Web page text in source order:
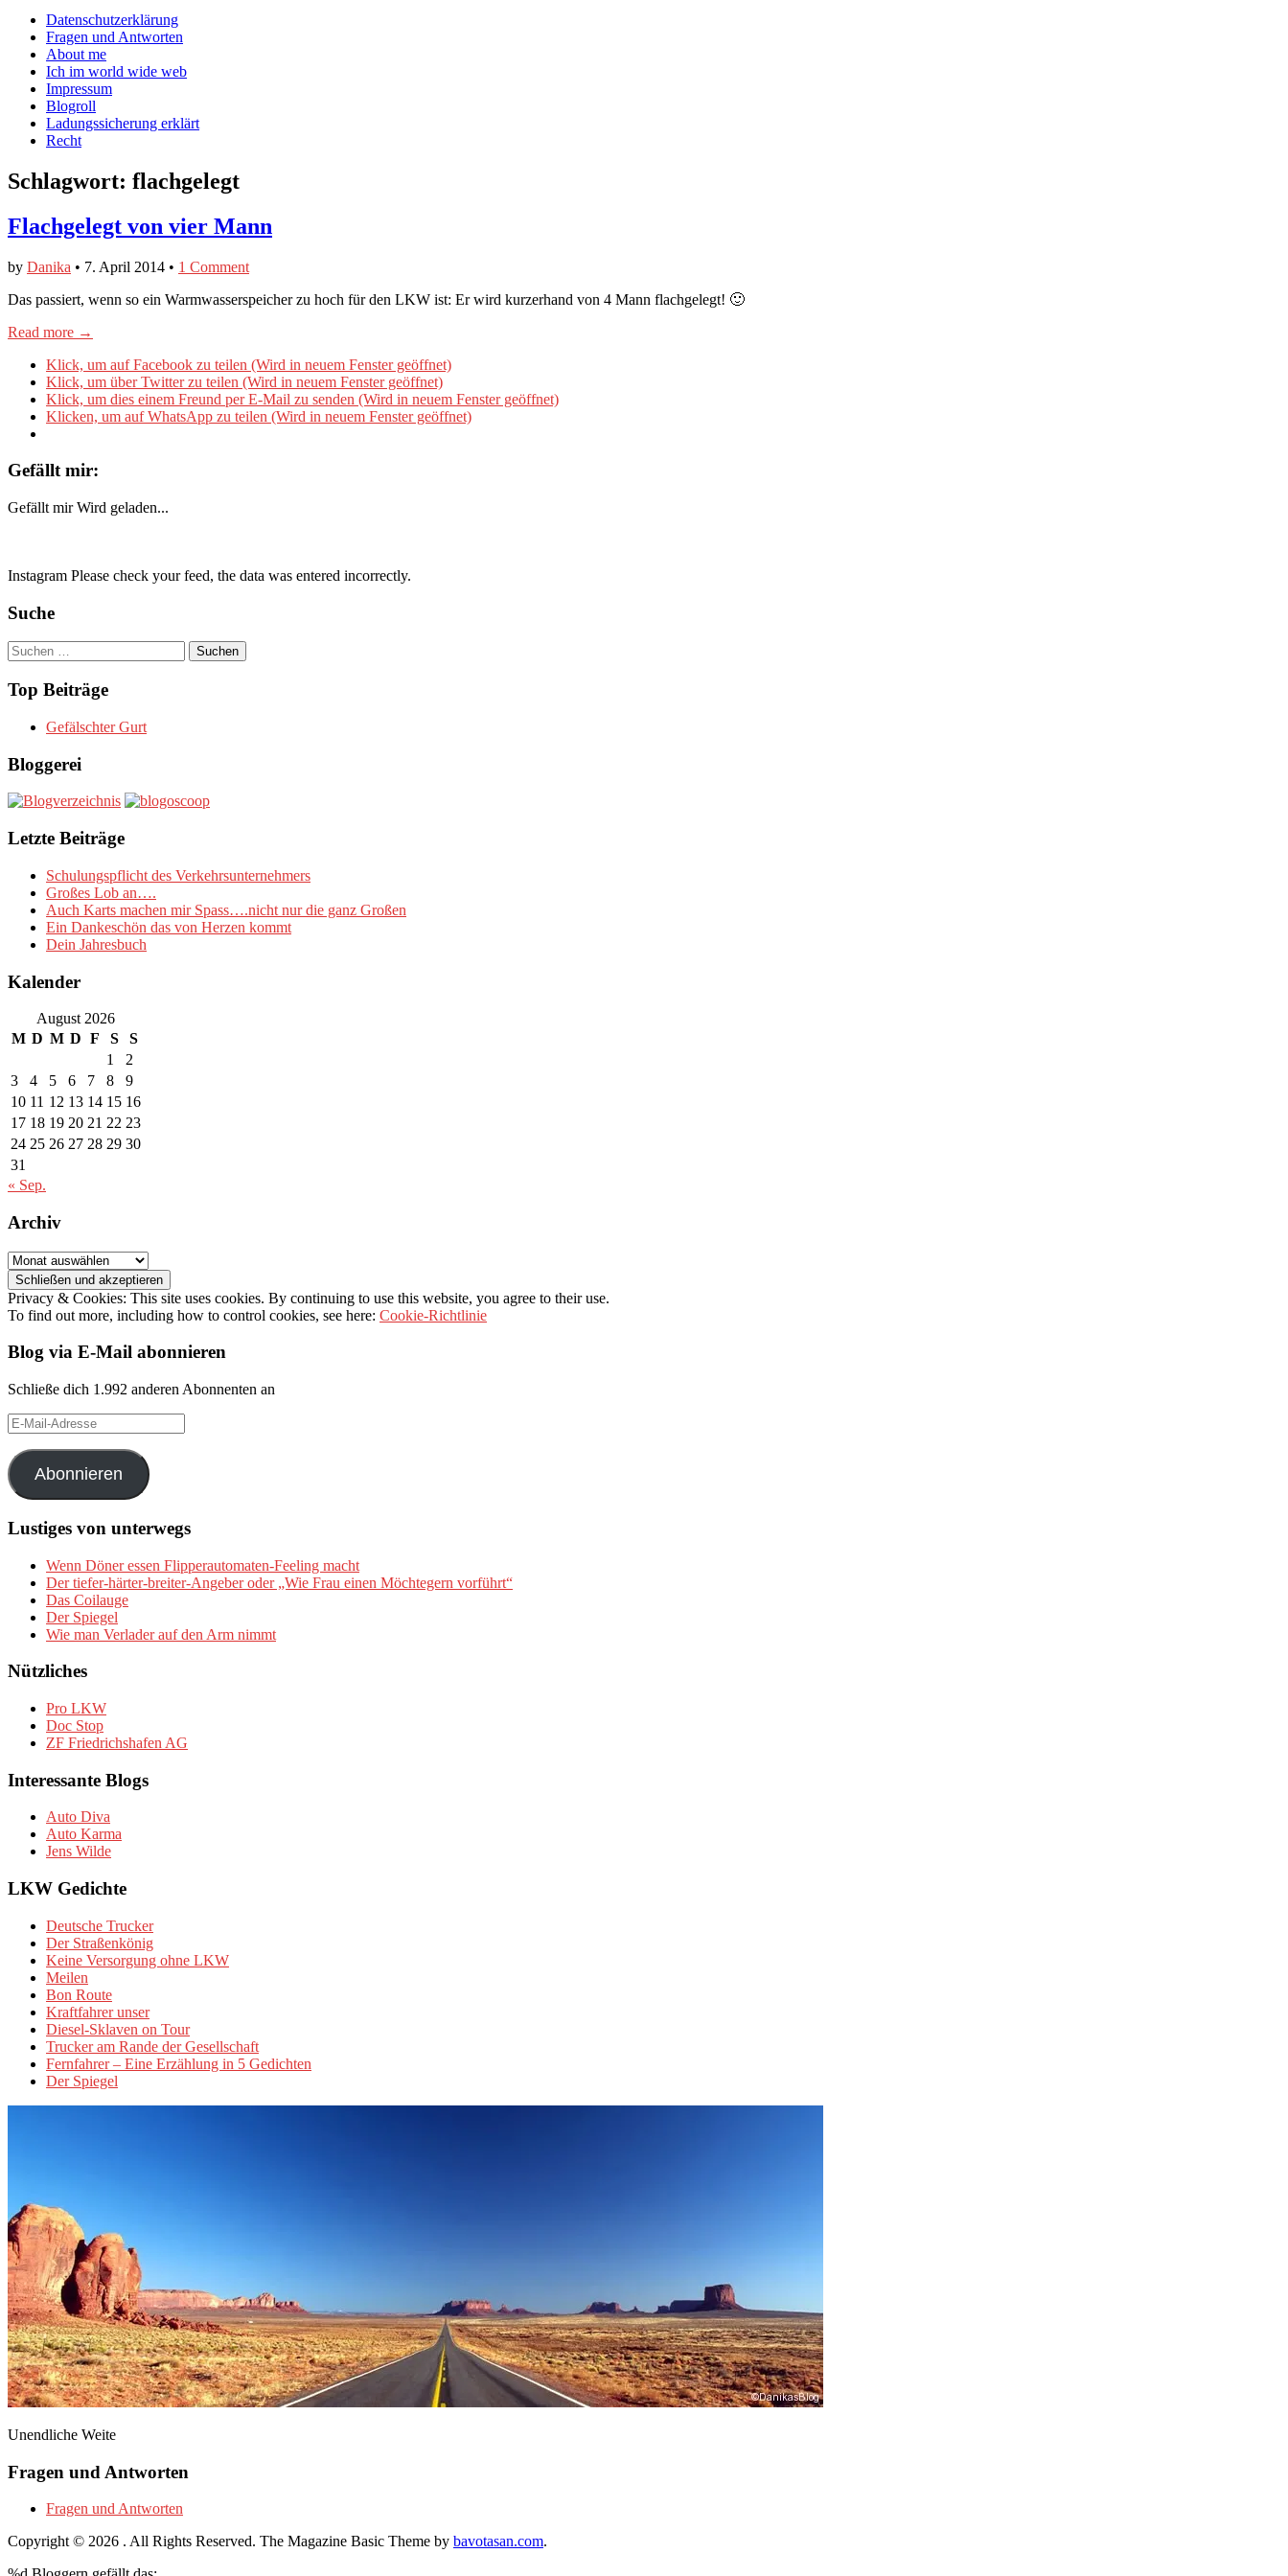
Facebook
anzeigen
Twitter
anzeigen
auf
Instagram
anzeigen
Main
menu
Skip
content
Datenschutzerklärung
Fragen und Antworten
About me
Ich im world wide web
Impressum
Blogroll
Ladungssicherung erklärt
Recht
Schlagwort: flachgelegt
Flachgelegt von vier Mann
by Danika • 7. April 2014 • 1 Comment
Das passiert, wenn so ein Warmwasserspeicher zu hoch für den LKW ist: Er wird kurzerhand von 4 Mann flachgelegt! 🙂
Read more →
Klick, um auf Facebook zu teilen (Wird in neuem Fenster geöffnet)
Klick, um über Twitter zu teilen (Wird in neuem Fenster geöffnet)
Klick, um dies einem Freund per E-Mail zu senden (Wird in neuem Fenster geöffnet)
Klicken, um auf WhatsApp zu teilen (Wird in neuem Fenster geöffnet)
Gefällt mir:
Gefällt mir Wird geladen...
Instagram Please check your feed, the data was entered incorrectly.
Suche
Suchen
nach:
Top Beiträge
Gefälschter Gurt
Bloggerei
Letzte Beiträge
Schulungspflicht des Verkehrsunternehmers
Großes Lob an….
Auch Karts machen mir Spass….nicht nur die ganz Großen
Ein Dankeschön das von Herzen kommt
Dein Jahresbuch
Kalender
August 2026
M D M D F S
S
1
2
3
4 5 6 7 8
9
10 11 12 13 14 15 16
17 18 19 20 21 22 23
24 25 26 27 28 29 30
31
« Sep.
Archiv
Archiv
Privacy & Cookies: This site uses cookies. By continuing to use this website, you agree to their use.
To find out more, including how to control cookies, see here: Cookie-Richtlinie
Blog via E-Mail abonnieren
Schließe dich 1.992 anderen Abonnenten an
E-
Mail-
Adresse
Abonnieren
Lustiges von unterwegs
Wenn Döner essen Flipperautomaten-Feeling macht
Der tiefer-härter-breiter-Angeber oder „Wie Frau einen Möchtegern vorführt“
Das Coilauge
Der Spiegel
Wie man Verlader auf den Arm nimmt
Nützliches
Pro LKW
Doc Stop
ZF Friedrichshafen AG
Interessante Blogs
Auto Diva
Auto Karma
Jens Wilde
LKW Gedichte
Deutsche Trucker
Der Straßenkönig
Keine Versorgung ohne LKW
Meilen
Bon Route
Kraftfahrer unser
Diesel-Sklaven on Tour
Trucker am Rande der Gesellschaft
Fernfahrer – Eine Erzählung in 5 Gedichten
Der Spiegel
Unendliche Weite
Fragen und Antworten
Fragen und Antworten
Copyright © 2026 . All Rights Reserved. The Magazine Basic Theme by bavotasan.com.